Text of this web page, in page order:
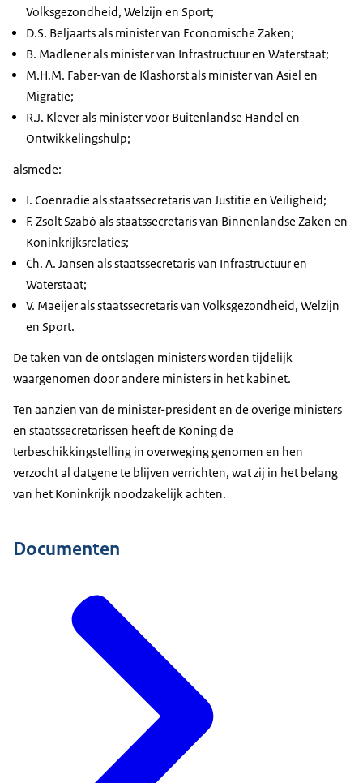
Volksgezondheid, Welzijn en Sport;
D.S. Beljaarts als minister van Economische Zaken;
B. Madlener als minister van Infrastructuur en Waterstaat;
M.H.M. Faber-van de Klashorst als minister van Asiel en
Migratie;
R.J. Klever als minister voor Buitenlandse Handel en
Ontwikkelingshulp;
alsmede:
I. Coenradie als staatssecretaris van Justitie en Veiligheid;
F. Zsolt Szabó als staatssecretaris van Binnenlandse Zaken en
Koninkrijksrelaties;
Ch. A. Jansen als staatssecretaris van Infrastructuur en
Waterstaat;
V. Maeijer als staatssecretaris van Volksgezondheid, Welzijn
en Sport.
De taken van de ontslagen ministers worden tijdelijk
waargenomen door andere ministers in het kabinet.
Ten aanzien van de minister-president en de overige ministers
en staatssecretarissen heeft de Koning de
terbeschikkingstelling in overweging genomen en hen
verzocht al datgene te blijven verrichten, wat zij in het belang
van het Koninkrijk noodzakelijk achten.
Documenten